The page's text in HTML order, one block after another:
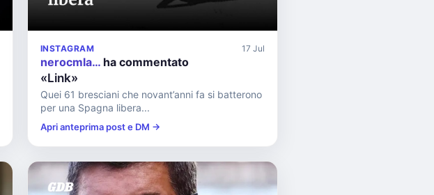
INSTAGRAM 17 Jul
nerocmla… ha commentato
«Link»
Quei 61 bresciani che novant’anni fa si batterono
per una Spagna libera...
Apri anteprima post e DM →